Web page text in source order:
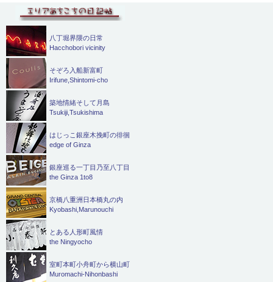
八丁堀界隈の日常
Hacchobori vicinity
そぞろ入船新富町
Irifune,Shintomi-cho
築地情緒そして月島
Tsukiji,Tsukishima
はじっこ銀座木挽町の徘徊
edge of Ginza
銀座巡る一丁目乃至八丁目
the Ginza 1to8
京橋八重洲日本橋丸の内
Kyobashi,Marunouchi
とある人形町風情
the Ningyocho
室町本町小舟町から横山町
Muromachi-Nihonbashi